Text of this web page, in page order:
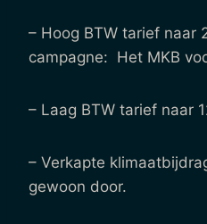
– Hoog BTW tarief naar
campagne: Het MKB
– Laag BTW tarief naar
– Verkapte
gewoon door.